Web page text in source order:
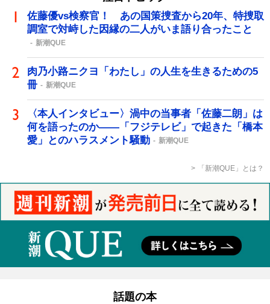
佐藤優vs検察官！ あの国策捜査から20年、特捜取
調室で対峙した因縁の二人がいま語り合ったこと
新潮QUE
肉乃小路ニクヨ「わたし」の人生を生きるための5
冊
新潮QUE
〈本人インタビュー〉渦中の当事者「佐藤二朗」は
何を語ったのか――「フジテレビ」で起きた「橋本
愛」とのハラスメント騒動
新潮QUE
「新潮QUE」とは？
話題の本